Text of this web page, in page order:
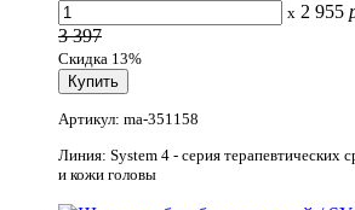
x 2 955
3 397
Скидка 13%
Артикул: ma-351158
Линия: System 4 - серия терапевтических
и кожи головы